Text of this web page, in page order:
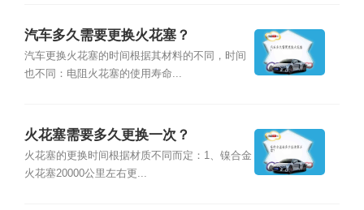
汽车多久需要更换火花塞？
汽车更换火花塞的时间根据其材料的不同，时间
也不同：电阻火花塞的使用寿命...
火花塞需要多久更换一次？
火花塞的更换时间根据材质不同而定：1、镍合金
火花塞20000公里左右更...